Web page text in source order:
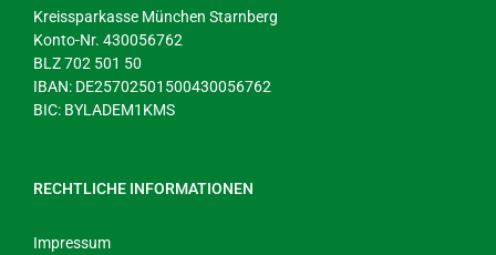
Kreissparkasse München Starnberg
Konto-Nr. 430056762
BLZ 702 501 50
IBAN: DE25702501500430056762
BIC: BYLADEM1KMS
RECHTLICHE INFORMATIONEN
Impressum